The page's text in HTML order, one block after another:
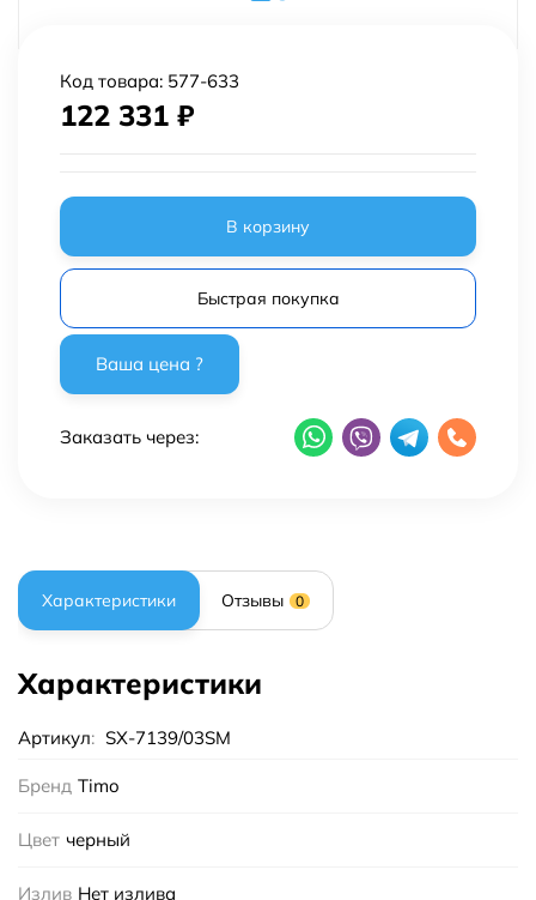
Код товара: 577-633
122 331 ₽
В корзину
Быстрая покупка
Заказать через:
Характеристики Отзывы 0
Характеристики
Артикул: SX-7139/03SM
Бренд Timo
Цвет черный
Излив Нет излива